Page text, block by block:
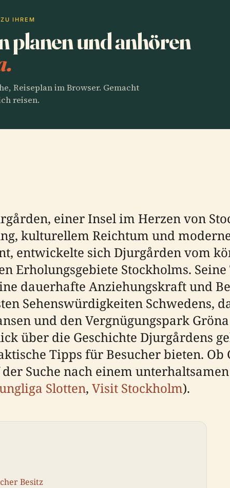
IHREM
planen und anhören
Reiseplan im Browser. Gemacht
reisen.
einer Insel im Herzen von
kulturellem Reichtum und
entwickelte sich Djurgården vom
Erholungsgebiete Stockholms.
dauerhafte Anziehungskraft und
Sehenswürdigkeiten Schwedens,
und den Vergnügungspark
über die Geschichte Djurgårdens
Tipps für Besucher bieten.
Suche nach einem
Slotten, Visit Stockholm).
Besitz